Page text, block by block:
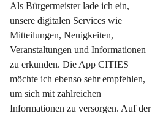
Als Bürgermeister lade ich ein,
unsere digitalen Services wie
Mitteilungen, Neuigkeiten,
Veranstaltungen und Informationen
zu erkunden. Die App CITIES
möchte ich ebenso sehr empfehlen,
um sich mit zahlreichen
Informationen zu versorgen. Auf der